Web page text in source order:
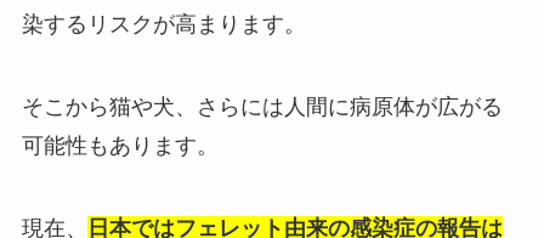
染するリスクが高まります。
そこから猫や犬、さらには人間に病原体が広がる
可能性もあります。
現在、
日本ではフェレット由来の感染症の報告は